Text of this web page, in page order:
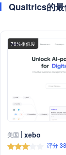
Qualtrics的最
76%相似度
美国 xebo
评分 38